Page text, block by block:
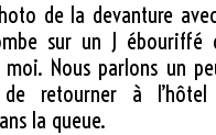
de la devanture
sur un J ébouriffé
Nous parlons un
retourner à
la queue.